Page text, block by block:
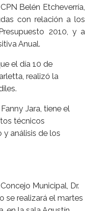
Belén Etcheverría,
con relación a los
2010, y a
Anual.
el día 10 de
realizó la
Jara, tiene el
técnicos
y análisis de los
Municipal, Dr.
se realizará el martes